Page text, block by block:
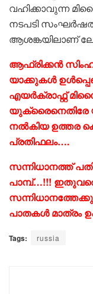
വഹിക്കാവുന്ന
നടപടി
ആശങ്കയിലാണ്
ആഫ്രിക്കന്‍
യാക്കുകള്‍
എയർക്രാഫ്റ്റ്
യുക്രൈനെതിരേ
നൽകിയ ഉത്തര
പ്രതിഫലം….
സന്നിധാനത്ത്
പാമ്പ്…!!!
പാതകൾ മാത്രം
Tags: russia